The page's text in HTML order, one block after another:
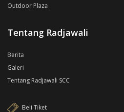
Outdoor Plaza
Tentang Radjawali
Berita
Galeri
Tentang Radjawali SCC
Beli Tiket